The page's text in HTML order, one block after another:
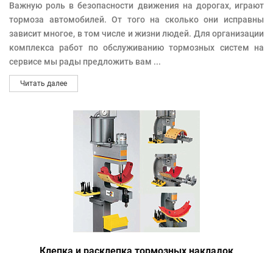
Важную роль в безопасности движения на дорогах, играют
тормоза автомобилей. От того на сколько они исправны
зависит многое, в том числе и жизни людей. Для организации
комплекса работ по обслуживанию тормозных систем на
сервисе мы рады предложить вам ...
Читать далее